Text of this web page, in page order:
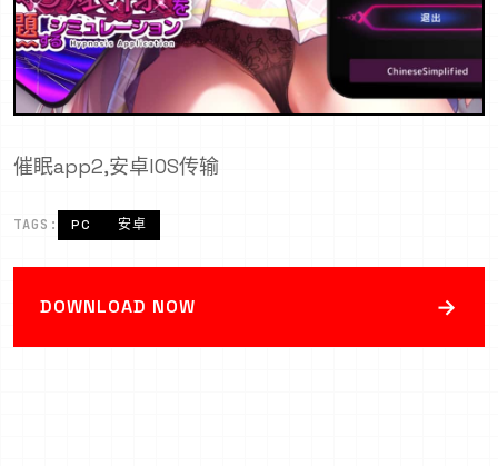
催眠app2,安卓IOS传输
TAGS: PC 安卓
DOWNLOAD NOW →